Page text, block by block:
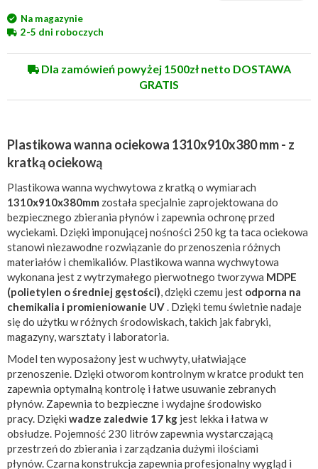
Na magazynie
2-5 dni roboczych
Dla zamówień powyżej 1500zł netto DOSTAWA
GRATIS
Plastikowa wanna ociekowa 1310x910x380 mm - z
kratką ociekową
Plastikowa wanna wychwytowa z kratką o wymiarach
1310x910x380mm została specjalnie zaprojektowana do
bezpiecznego zbierania płynów i zapewnia ochronę przed
wyciekami. Dzięki imponującej nośności 250 kg ta taca ociekowa
stanowi niezawodne rozwiązanie do przenoszenia różnych
materiałów i chemikaliów. Plastikowa wanna wychwytowa
wykonana jest z wytrzymałego pierwotnego tworzywa MDPE
(polietylen o średniej gęstości), dzięki czemu jest odporna na
chemikalia i promieniowanie UV. Dzięki temu świetnie nadaje
się do użytku w różnych środowiskach, takich jak fabryki,
magazyny, warsztaty i laboratoria.
Model ten wyposażony jest w uchwyty, ułatwiające
przenoszenie. Dzięki otworom kontrolnym w kratce produkt ten
zapewnia optymalną kontrolę i łatwe usuwanie zebranych
płynów. Zapewnia to bezpieczne i wydajne środowisko
pracy. Dzięki wadze zaledwie 17 kg jest lekka i łatwa w
obsłudze. Pojemność 230 litrów zapewnia wystarczającą
przestrzeń do zbierania i zarządzania dużymi ilościami
płynów. Czarna konstrukcja zapewnia profesjonalny wygląd i